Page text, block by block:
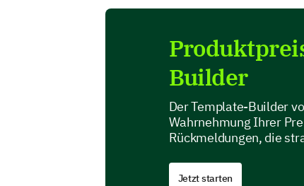
Builder
Der Template-Builder
Wahrnehmung Ihrer
Rückmeldungen, die
Jetzt starten